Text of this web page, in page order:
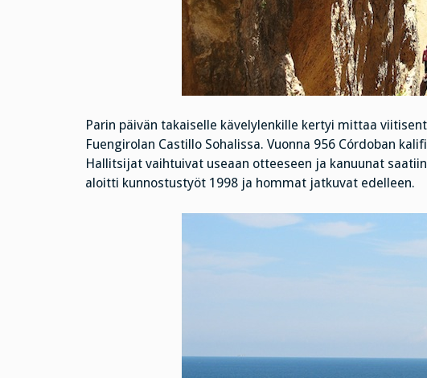
Parin päivän takaiselle kävelylenkille kertyi mittaa
Fuengirolan Castillo Sohalissa. Vuonna 956 Córdoban
Hallitsijat vaihtuivat useaan otteeseen ja kanuunat
aloitti kunnostustyöt 1998 ja hommat jatkuvat edelleen.